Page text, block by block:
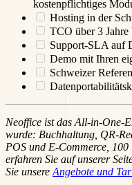
kostenpflichtiges
Hosting in der
TCO über 3 Jahre
Support-SLA auf
Demo mit Ihren
Schweizer
Neoffice ist das All-in-One-
wurde: Buchhaltung, QR-
POS und E-Commerce,
erfahren Sie auf unserer
Sie unsere Angebote und